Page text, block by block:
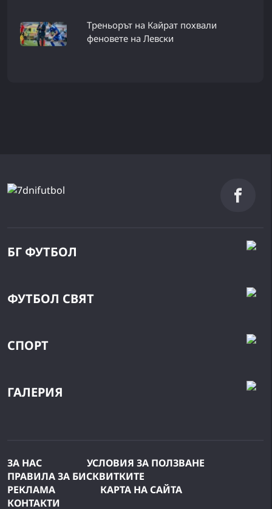
Треньорът на Кайрат похвали
феновете на Левски
БГ ФУТБОЛ
ФУТБОЛ СВЯТ
СПОРТ
ГАЛЕРИЯ
ЗА НАС
УСЛОВИЯ ЗА ПОЛЗВАНЕ
ПРАВИЛА ЗА БИСКВИТКИТЕ
РЕКЛАМА
КАРТА НА САЙТА
КОНТАКТИ